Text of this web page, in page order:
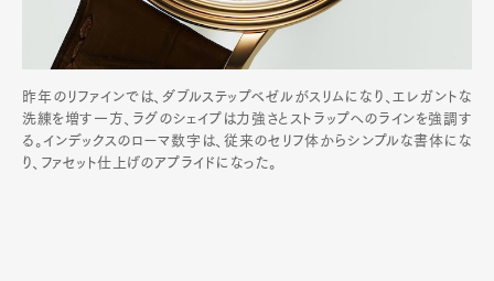
昨年のリファインでは、ダブルステップベゼルがスリムになり、エレガントな
洗練を増す一方、ラグのシェイプは力強さとストラップへのラインを強調す
る。インデックスのローマ数字は、従来のセリフ体からシンプルな書体にな
り、ファセット仕上げのアプライドになった。